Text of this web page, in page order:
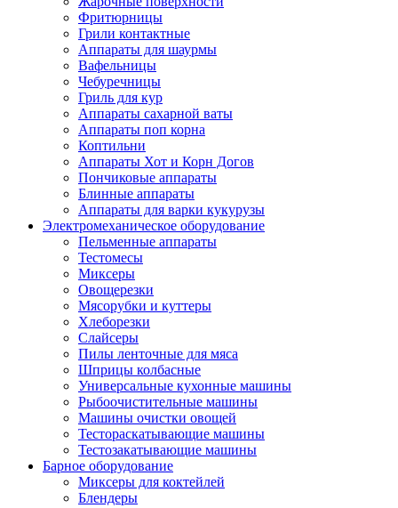
Фритюрницы
Грили контактные
Аппараты для шаурмы
Вафельницы
Чебуречницы
Гриль для кур
Аппараты сахарной ваты
Аппараты поп корна
Коптильни
Аппараты Хот и Корн Догов
Пончиковые аппараты
Блинные аппараты
Аппараты для варки кукурузы
Электромеханическое оборудование
Пельменные аппараты
Тестомесы
Миксеры
Овощерезки
Мясорубки и куттеры
Хлеборезки
Слайсеры
Пилы ленточные для мяса
Шприцы колбасные
Универсальные кухонные машины
Рыбоочистительные машины
Машины очистки овощей
Тестораскатывающие машины
Тестозакатывающие машины
Барное оборудование
Миксеры для коктейлей
Блендеры